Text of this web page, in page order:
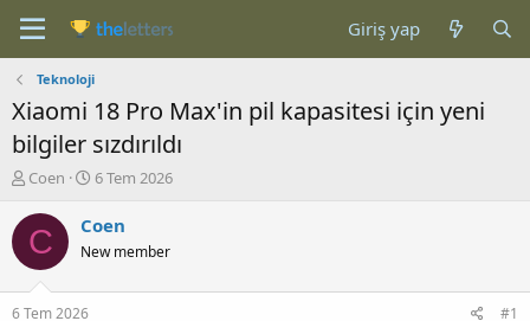
Giriş yap
Teknoloji
Xiaomi 18 Pro Max'in pil kapasitesi için yeni
bilgiler sızdırıldı
K
n
b
u
u
Coen
B
ş
a
6 Tem 2026
C Coen
New member
6 Tem 2026 #1